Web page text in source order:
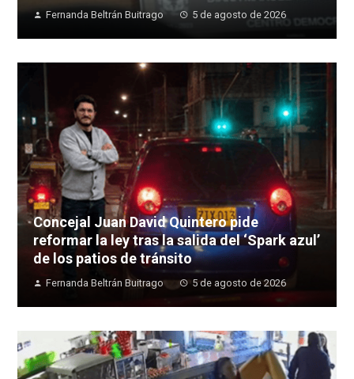
Fernanda Beltrán Buitrago 5 de agosto de 2026
Concejal Juan David Quintero pide
reformar la ley tras la salida del ‘Spark azul’
de los patios de tránsito
Fernanda Beltrán Buitrago 5 de agosto de 2026